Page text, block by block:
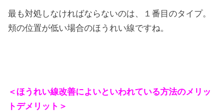
最も対処しなければならないのは、１番目のタイプ。
頬の位置が低い場合のほうれい線ですね。
＜ほうれい線改善によいといわれている方法のメリッ
トデメリット＞